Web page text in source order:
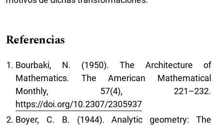
Referencias
Bourbaki, N. (1950). The Architecture of
Mathematics. The American Mathematical
Monthly, 57(4), 221–232.
https://doi.org/10.2307/2305937
Boyer, C. B. (1944). Analytic geometry: The